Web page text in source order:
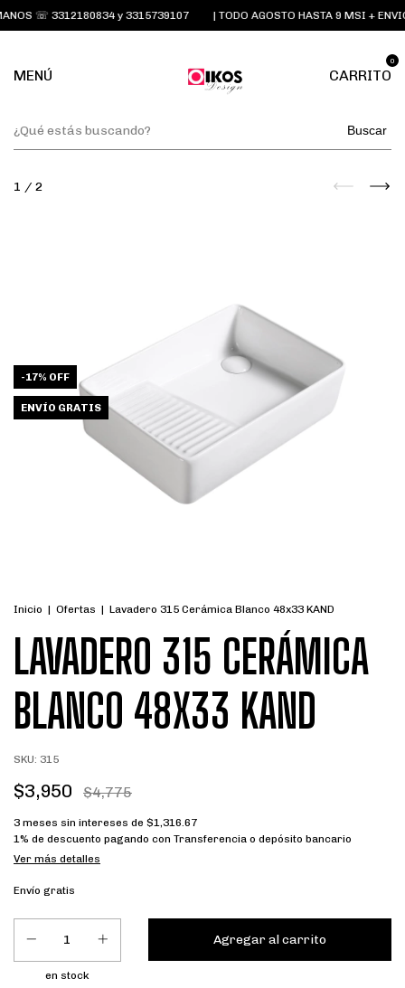
☏ 3312180834 y 3315739107 | TODO AGOSTO HASTA 9 MSI +
MENÚ CARRITO
0
Buscar
1 / 2
-17% OFF
ENVÍO GRATIS
Inicio | Ofertas | Lavadero 315 Cerámica Blanco 48x33 KAND
LAVADERO 315 CERÁMICA
BLANCO 48X33 KAND
SKU: 315
$3,950 $4,775
3 meses sin intereses de $1,316.67
1% de descuento pagando con Transferencia o depósito bancario
Ver más detalles
Envío gratis
en stock